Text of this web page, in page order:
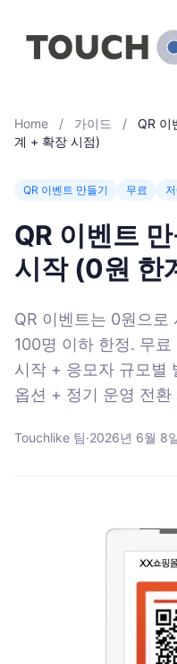
Home / 가이드 /
QR 이
계 + 확장 시점)
QR 이벤트 만들기 무료
QR 이벤트
시작 (0원 한
QR 이벤트는 0원으
100명 이하 한정. 무
시작 + 응모자 규모별
옵션 + 정기 운영 전
Touchlike 팀·2026년 6월 8